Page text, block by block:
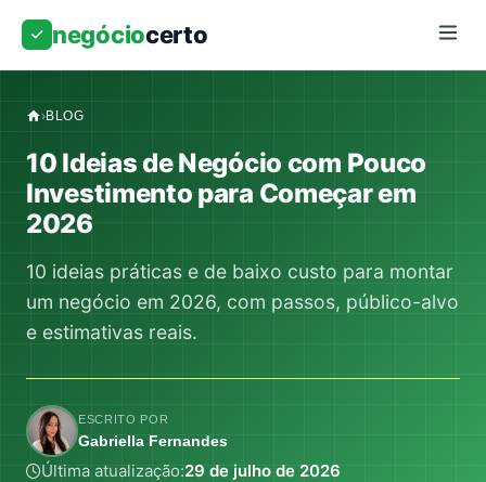
negóciocerto
›BLOG
10 Ideias de Negócio com Pouco
Investimento para Começar em
2026
10 ideias práticas e de baixo custo para montar
um negócio em 2026, com passos, público-alvo
e estimativas reais.
ESCRITO POR
Gabriella Fernandes
Última atualização:29 de julho de 2026